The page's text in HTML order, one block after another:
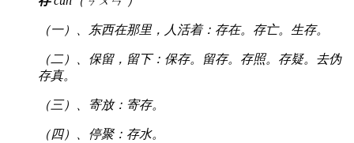
（一）、东西在那里，人活着：存在。存亡。生存。
（二）、保留，留下：保存。留存。存照。存疑。去伪
存真。
（三）、寄放：寄存。
（四）、停聚：存水。